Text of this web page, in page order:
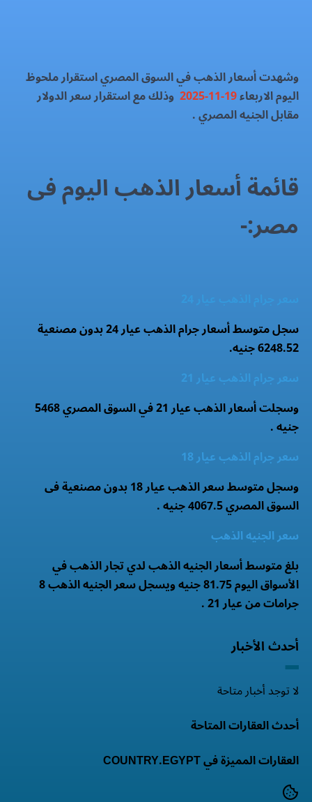
وشهدت أسعار الذهب في السوق المصري استقرار ملحوظ
اليوم الاربعاء19-11-2025 وذلك مع استقرار سعر الدولار
مقابل الجنيه المصري .
قائمة أسعار الذهب اليوم فى
مصر:-
سجل متوسط أسعار جرام الذهب عيار 24 بدون مصنعية
6248.52 جنيه.
سعر جرام الذهب عيار 21
وسجلت أسعار الذهب عيار 21 في السوق المصري 5468
جنيه .
سعر جرام الذهب عيار 18
وسجل متوسط سعر الذهب عيار 18 بدون مصنعية فى
السوق المصري 4067.5 جنيه .
سعر الجنيه الذهب
بلغ متوسط أسعار الجنيه الذهب لدي تجار الذهب في
الأسواق اليوم 81.75 جنيه ويسجل سعر الجنيه الذهب 8
جرامات من عيار 21 .
أحدث الأخبار
لا توجد أخبار متاحة
أحدث العقارات المتاحة
العقارات المميزة في COUNTRY.EGYPT